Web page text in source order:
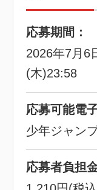
応募期間：
2026年7月6
(木)23:58
応募可能電
少年ジャン
応募者負担